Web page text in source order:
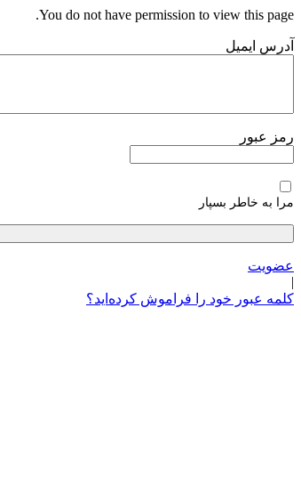
پرش
محتوا
You do not have permission to view this page.
آدرس ایمیل
رمز عبور
مرا به خاطر بسپار
عضویت
|
کلمه عبور خود را فراموش کرده‌اید؟